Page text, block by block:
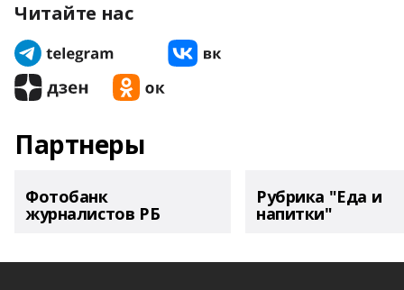
Читайте нас
Партнеры
Фотобанк
журналистов РБ
Рубрика "Еда и
напитки"